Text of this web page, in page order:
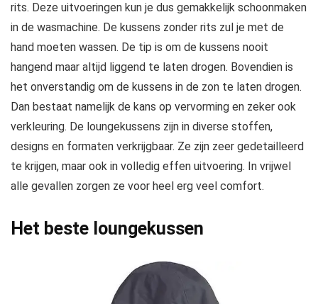
rits. Deze uitvoeringen kun je dus gemakkelijk schoonmaken
in de wasmachine. De kussens zonder rits zul je met de
hand moeten wassen. De tip is om de kussens nooit
hangend maar altijd liggend te laten drogen. Bovendien is
het onverstandig om de kussens in de zon te laten drogen.
Dan bestaat namelijk de kans op vervorming en zeker ook
verkleuring. De loungekussens zijn in diverse stoffen,
designs en formaten verkrijgbaar. Ze zijn zeer gedetailleerd
te krijgen, maar ook in volledig effen uitvoering. In vrijwel
alle gevallen zorgen ze voor heel erg veel comfort.
Het beste loungekussen